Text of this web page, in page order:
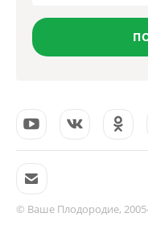
© Ваше Плодородие,